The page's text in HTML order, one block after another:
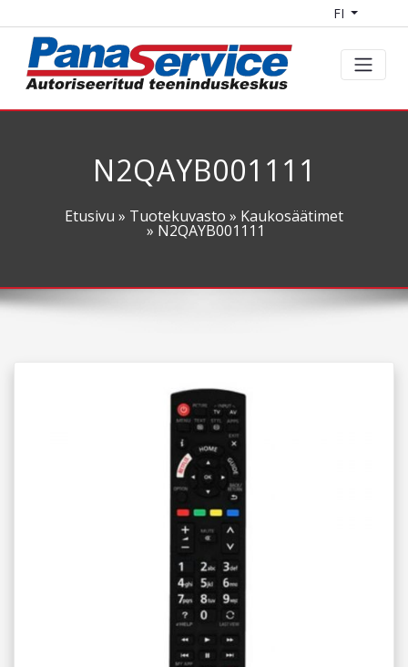
FI
N2QAYB001111
Etusivu » Tuotekuvasto » Kaukosäätimet
» N2QAYB001111